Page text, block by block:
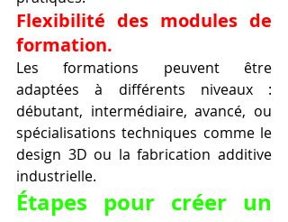
Flexibilité des modules de
formation.
Les formations peuvent être
adaptées à différents niveaux :
débutant, intermédiaire, avancé, ou
spécialisations techniques comme le
design 3D ou la fabrication additive
industrielle.
Étapes pour créer un